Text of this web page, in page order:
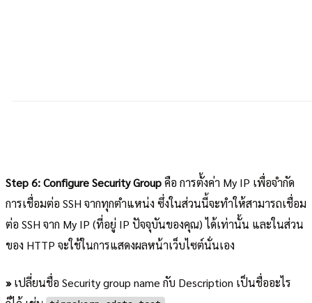
Step 6: Configure Security Groupคือ การตั้งค่า My IP เพื่อจำกัด
การเชื่อมต่อ SSH จากทุกตำแหน่ง ซึ่งในส่วนนี้จะทำให้สามารถเชื่อม
ต่อ SSH จาก My IP (ที่อยู่ IP ปัจจุบันของคุณ) ได้เท่านั้น และในส่วน
ของ HTTP จะใช้ในการแสดงผลหน้าเว็บไซต์นั่นเอง
»เปลี่ยนชื่อ Security group name กับ Description เป็นชื่ออะไร